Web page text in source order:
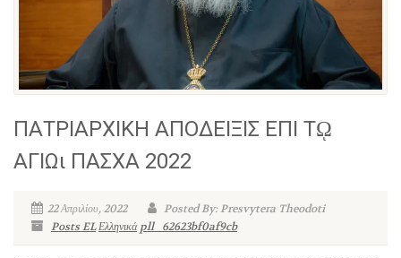
ΠΑΤΡΙΑΡΧΙΚΗ ΑΠΟΔΕΙΞΙΣ ΕΠΙ Τῼ
ΑΓΙΩι ΠΑΣΧΑ 2022
22 Απριλίου, 2022
Posted By: Presvytera Theodoti
Posts ELΕλληνικά pll_62623bf0af9cb